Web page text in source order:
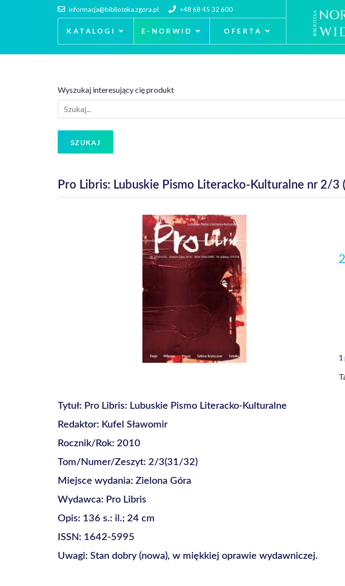
informacja@biblioteka.zgora.pl +48 68 45 32 600
KATALOGI E-NORWID OFERTA
Wyszukaj interesujący cię produkt
SZUKAJ
Pro Libris: Lubuskie Pismo Literacko-Kulturalne nr 2/
Tytuł: Pro Libris: Lubuskie Pismo Literacko-Kulturalne
Redaktor: Kufel Sławomir
Rocznik/Rok: 2010
Tom/Numer/Zeszyt: 2/3(31/32)
Miejsce wydania: Zielona Góra
Wydawca: Pro Libris
Opis: 136 s.: il.; 24 cm
ISSN: 1642-5995
Uwagi: Stan dobry (nowa), w miękkiej oprawie wydawniczej.